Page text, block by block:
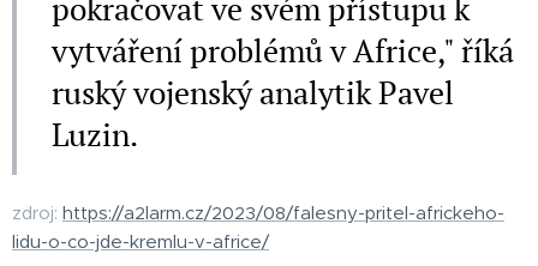
vytváření problémů v Africe," říká
ruský vojenský analytik Pavel
Luzin.
zdroj: https://a2larm.cz/2023/08/falesny-pritel-africkeho-
lidu-o-co-jde-kremlu-v-africe/